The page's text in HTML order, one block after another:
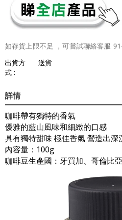
如存貨上限不足 ，可嘗試聯絡客服
出貨方
式 :
送貨
詳情
咖啡帶有獨特的香氣
優雅的藍山風味和細緻的口感
具有獨特甜味 極佳香氣 營造出
內容量：100g
咖啡豆生產國：牙買加、哥倫比